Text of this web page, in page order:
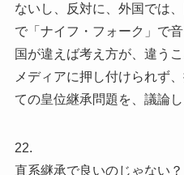
ないし、反対に、外国では
で「ナイフ・フォーク」で
国が違えば考え方が、違うこ
メディアに押し付けられず
ての皇位継承問題を、議論
22.
直系継承で良いのじゃない？